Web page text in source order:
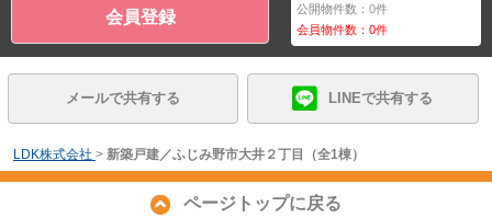
会員登録 公開物件数：0件
会員物件数：0件
メールで共有する LINEで共有する
LDK株式会社 > 新築戸建／ふじみ野市大井２丁目（全1棟）
ページトップに戻る